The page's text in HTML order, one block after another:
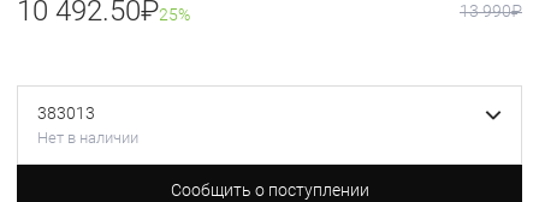
10 492.50₽25% 13 990₽
383013
Нет в наличии
Сообщить о поступлении